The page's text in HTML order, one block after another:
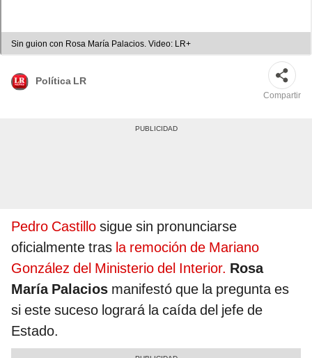
Sin guion con Rosa María Palacios. Video: LR+
Política LR
Compartir
Pedro Castillo sigue sin pronunciarse
oficialmente tras la remoción de Mariano
González del Ministerio del Interior. Rosa
María Palacios manifestó que la pregunta es
si este suceso logrará la caída del jefe de
Estado.